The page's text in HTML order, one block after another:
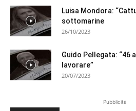
Luisa Mondora:
sottomarine
26/10/2023
Guido Pellegata: “46
lavorare”
20/07/2023
Pubblicità